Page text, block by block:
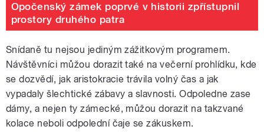
Opočenský zámek poprvé v historii zpřístupnil
prostory druhého patra
Snídaně tu nejsou jediným zážitkovým programem.
Návštěvníci můžou dorazit také na večerní prohlídku, kde
se dozvědí, jak aristokracie trávila volný čas a jak
vypadaly šlechtické zábavy a slavnosti. Odpoledne zase
dámy, a nejen ty zámecké, můžou dorazit na takzvané
kolace neboli odpolední čaje se zákuskem.